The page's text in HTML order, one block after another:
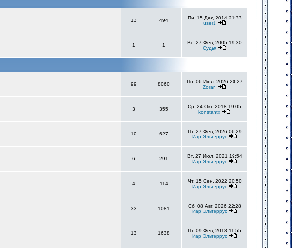
13 494
Пн, 15 Дек, 2014 21:33
user1
1 1
Вс, 27 Фев, 2005 19:30
Судья
99 8060
Пн, 06 Июл, 2026 20:27
Zoran
3 355
Ср, 24 Окт, 2018 19:05
konstantx
10 627
Пт, 27 Фев, 2026 06:29
Иар Эльтеррус
6 291
Вт, 27 Июл, 2021 19:54
Иар Эльтеррус
4 114
Чт, 15 Сен, 2022 20:50
Иар Эльтеррус
33 1081
Сб, 08 Авг, 2026 22:28
Иар Эльтеррус
13 1638
Пт, 09 Фев, 2018 11:55
Иар Эльтеррус